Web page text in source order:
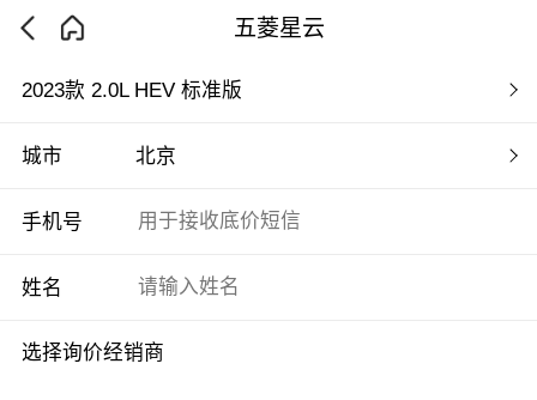
五菱星云
2023款 2.0L HEV 标准版
城市 北京
手机号
姓名
选择询价经销商